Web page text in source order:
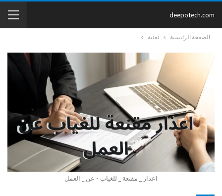
deepotech.com
الصفحة الرئيسية تقنية
اعذار _ مقنعة _ للغياب - عن _ العمل